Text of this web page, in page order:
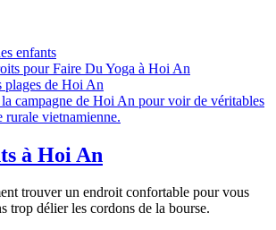
enfants
pour Faire Du Yoga à Hoi An
plages de Hoi An
campagne de Hoi An pour voir de véritables
rurale vietnamienne.
à Hoi An
trouver un endroit confortable pour vous
trop délier les cordons de la bourse.